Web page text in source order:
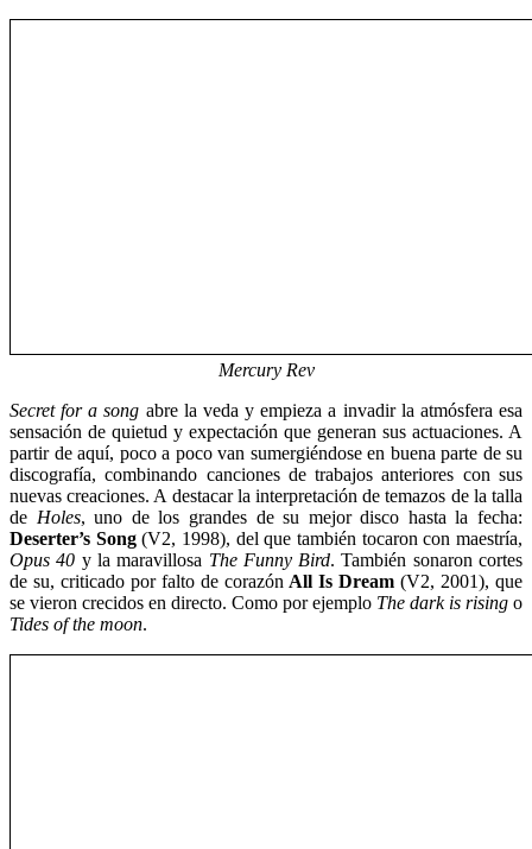
Mercury Rev
Secret for a song abre la veda y empieza a invadir la atmósfera esa
sensación de quietud y expectación que generan sus actuaciones. A
partir de aquí, poco a poco van sumergiéndose en buena parte de su
discografía, combinando canciones de trabajos anteriores con sus
nuevas creaciones. A destacar la interpretación de temazos de la talla
de Holes, uno de los grandes de su mejor disco hasta la fecha:
Deserter’s Song(V2, 1998), del que también tocaron con maestría,
Opus 40 y la maravillosa The Funny Bird. También sonaron cortes
de su, criticado por falto de corazón All Is Dream (V2, 2001), que
se vieron crecidos en directo. Como por ejemplo The dark is rising o
Tides of the moon.